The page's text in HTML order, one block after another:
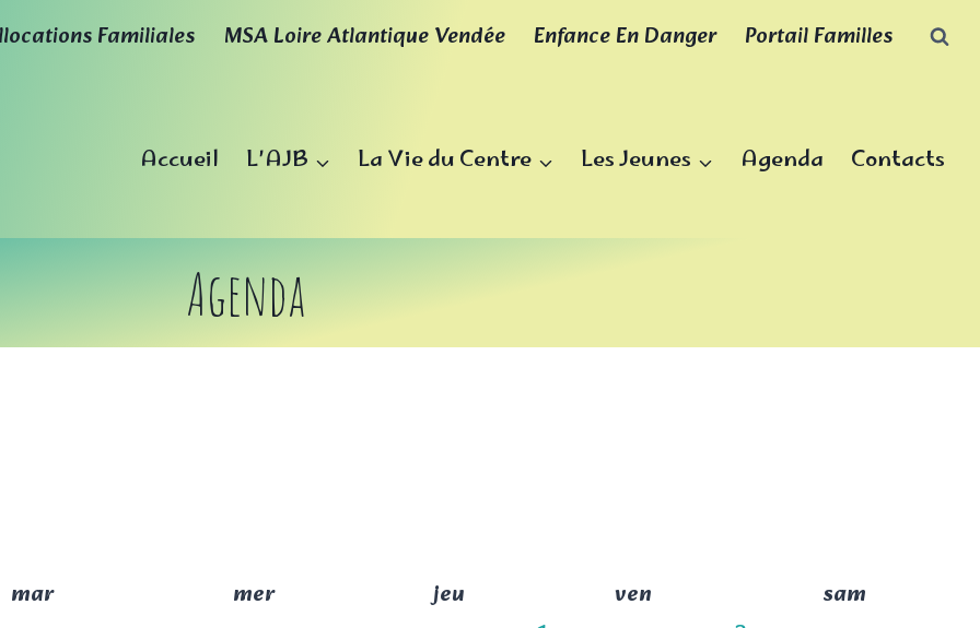
Familiales MSA Loire Atlantique Vendée Enfance En Danger Portail Familles
Accueil L’AJB La Vie du Centre Les Jeunes Agenda Contacts
Agenda
mar mer jeu ven
sam